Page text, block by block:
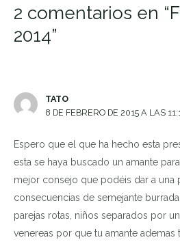
2 comentarios en
2014”
TATO
8 DE FEBRERO DE 2015 A LAS
Espero que el que ha hecho esta
esta se haya buscado un amante
mejor consejo que podéis dar a una
consecuencias de semejante
parejas rotas, niños separados por
venereas por que tu amante